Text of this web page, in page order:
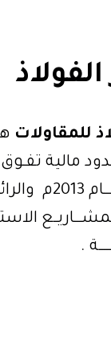
للمقاولات
والقـرويـة
.